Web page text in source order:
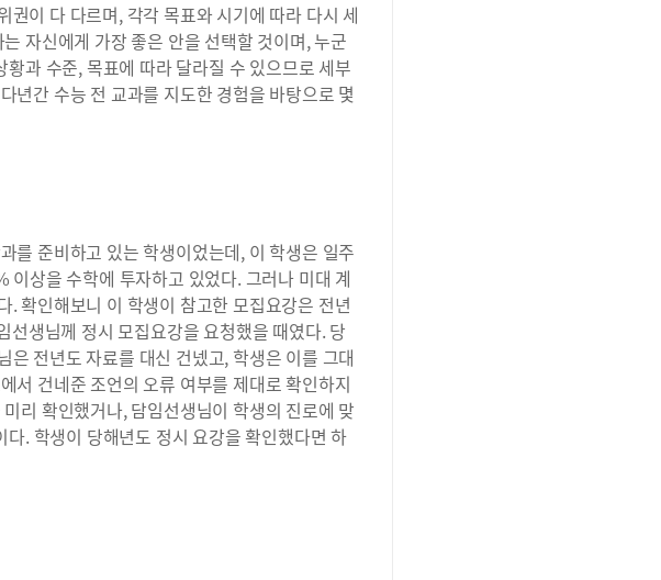
이 다 다르며, 각각 목표와 시기에 따라 다시 세
자신에게 가장 좋은 안을 선택할 것이며, 누군
과 수준, 목표에 따라 달라질 수 있으므로 세부
년간 수능 전 교과를 지도한 경험을 바탕으로 몇
를 준비하고 있는 학생이었는데, 이 학생은 일주
상을 수학에 투자하고 있었다. 그러나 미대 계
확인해보니 이 학생이 참고한 모집요강은 전년
생님께 정시 모집요강을 요청했을 때였다. 당
전년도 자료를 대신 건넸고, 학생은 이를 그대
서 건네준 조언의 오류 여부를 제대로 확인하지
리 확인했거나, 담임선생님이 학생의 진로에 맞
. 학생이 당해년도 정시 요강을 확인했다면 하